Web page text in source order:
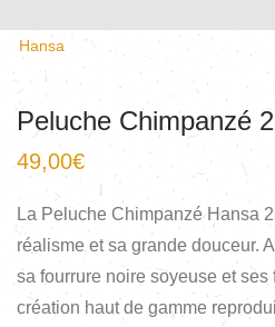
Hansa
Peluche Chimpanzé
49,00€
La Peluche Chimpanzé Hansa
réalisme et sa grande douceur.
sa fourrure noire soyeuse et
création haut de gamme